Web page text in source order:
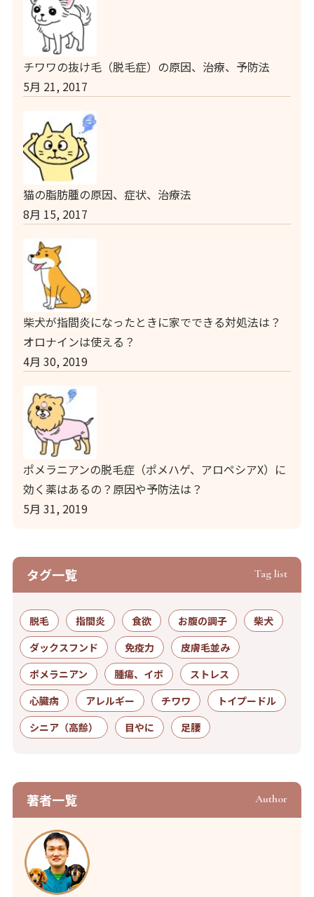
チワワの抜け毛（脱毛症）の原因、治療、予防法
5月 21, 2017
猫の脂肪腫の原因、症状、治療法
8月 15, 2017
柴犬が指間炎になったときに家でできる対処法は？
オロナインは使える？
4月 30, 2019
ポメラニアンの脱毛症（ポメハゲ、アロペシアX）に
効く薬はあるの？原因や予防法は？
5月 31, 2019
タグ⼀覧 Tag list
脱毛 指間炎 食欲 お腹の調子
柴犬
ダックスフンド
免疫力
皮膚毛並み
ポメラニアン
腫瘍、イボ
ストレス
心臓病
アレルギー チワワ
トイプードル
シニア（高齢）
目やに 足腰
著者⼀覧 Author